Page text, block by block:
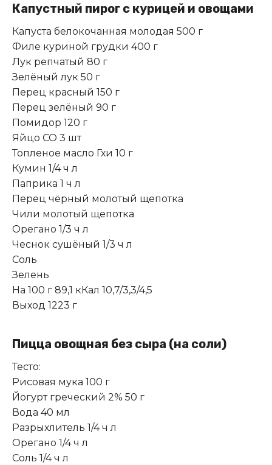
Капустный пирог с курицей и овощами
Капуста белокочанная молодая 500 г
Филе куриной грудки 400 г
Лук репчатый 80 г
Зелёный лук 50 г
Перец красный 150 г
Перец зелёный 90 г
Помидор 120 г
Яйцо СО 3 шт
Топленое масло Гхи 10 г
Кумин 1/4 ч л
Паприка 1 ч л
Перец чёрный молотый щепотка
Чили молотый щепотка
Орегано 1/3 ч л
Чеснок сушёный 1/3 ч л
Соль
Зелень
На 100 г 89,1 кКал 10,7/3,3/4,5
Выход 1223 г
Пицца овощная без сыра (на соли)
Тесто:
Рисовая мука 100 г
Йогурт греческий 2% 50 г
Вода 40 мл
Разрыхлитель 1/4 ч л
Орегано 1/4 ч л
Соль 1/4 ч л